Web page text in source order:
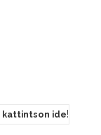
kattintson ide!